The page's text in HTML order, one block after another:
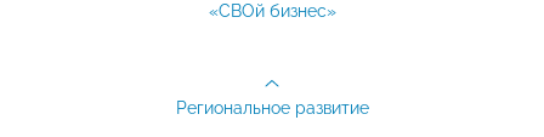
«СВОй бизнес»
Региональное развитие